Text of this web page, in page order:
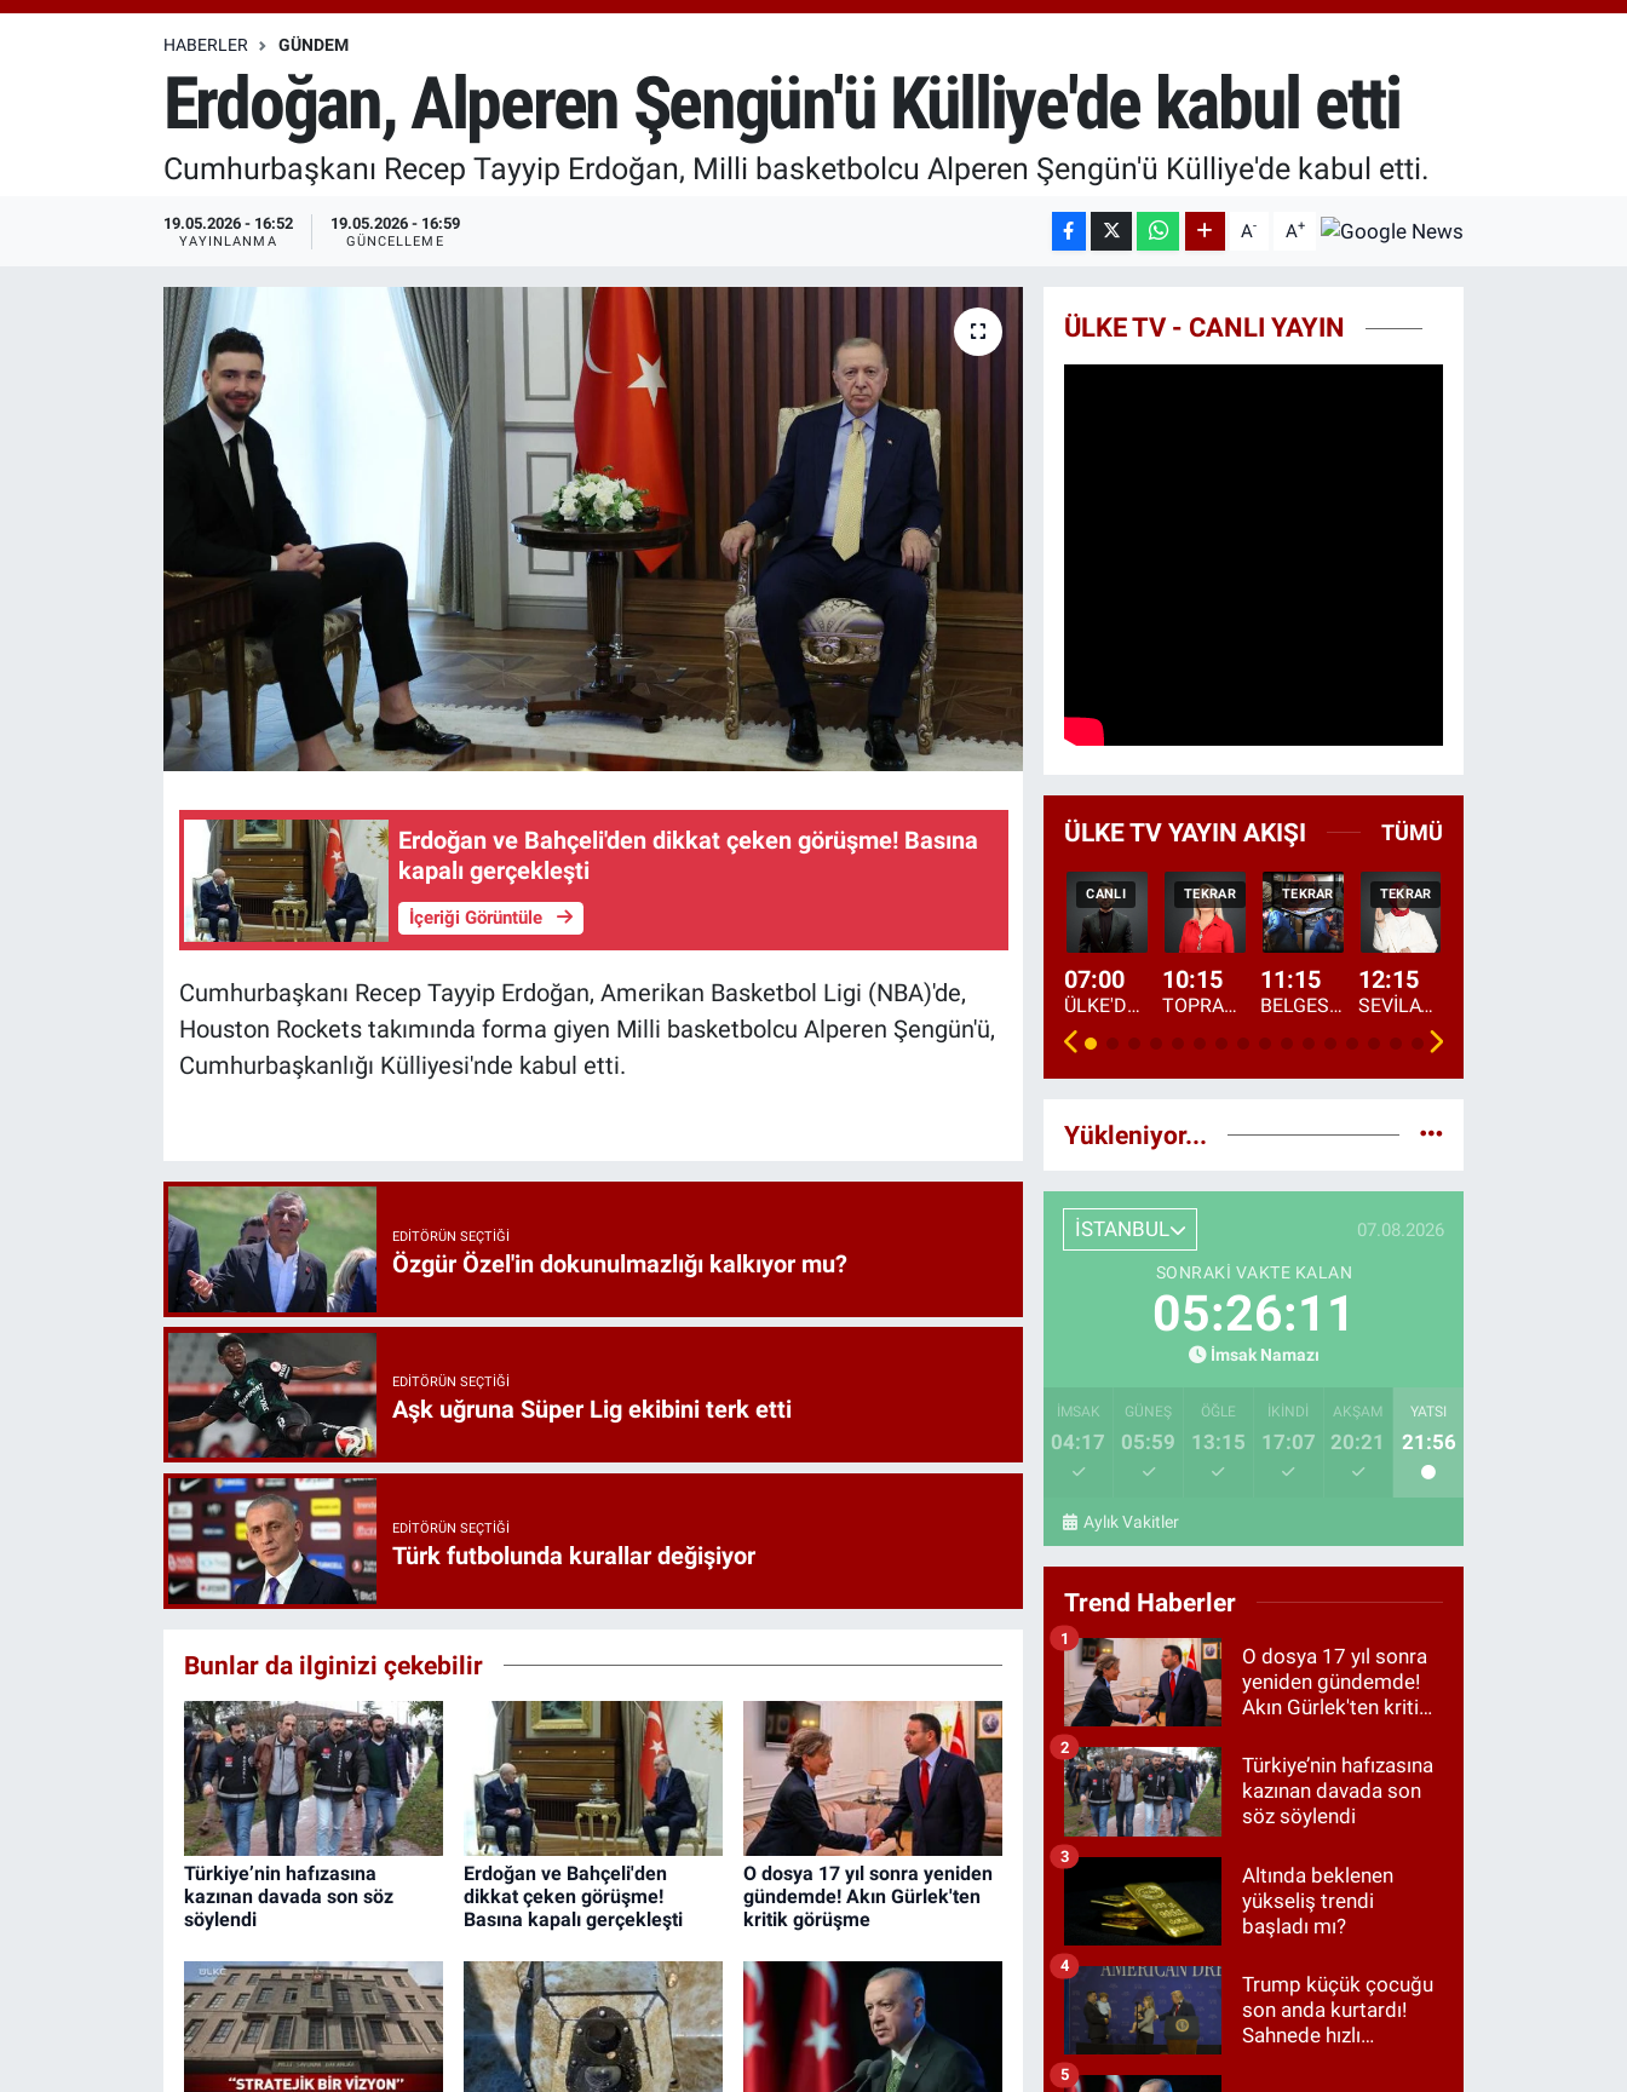
BITCOIN
64.643,95
%0.16
HABERLER GÜNDEM
Erdoğan, Alperen Şengün'ü Külliye'de kabul etti
Cumhurbaşkanı Recep Tayyip Erdoğan, Milli basketbolcu Alperen Şengün'ü Külliye'de kabul etti.
19.05.2026 - 16:52
YAYINLANMA
19.05.2026 - 16:59
GÜNCELLEME A- A+
Erdoğan ve Bahçeli'den dikkat çeken görüşme! Basına
kapalı gerçekleşti
İçeriği Görüntüle
Cumhurbaşkanı Recep Tayyip Erdoğan, Amerikan Basketbol Ligi (NBA)'de,
Houston Rockets takımında forma giyen Milli basketbolcu Alperen Şengün'ü,
Cumhurbaşkanlığı Külliyesi'nde kabul etti.
EDITÖRÜN SEÇTIĞI
Özgür Özel'in dokunulmazlığı kalkıyor mu?
EDITÖRÜN SEÇTIĞI
Aşk uğruna Süper Lig ekibini terk etti
EDITÖRÜN SEÇTIĞI
Türk futbolunda kurallar değişiyor
Bunlar da ilginizi çekebilir
Türkiye’nin hafızasına
kazınan davada son söz
söylendi
Erdoğan ve Bahçeli'den
dikkat çeken görüşme!
Basına kapalı gerçekleşti
O dosya 17 yıl sonra yeniden
gündemde! Akın Gürlek'ten
kritik görüşme
ÜLKE TV - CANLI YAYIN
ÜLKE TV YAYIN AKIŞI TÜMÜ
CANLI
07:00
ÜLKE'DE BU SABAH
TEKRAR
10:15
TOPRAKTAN SOFRAYA
TEKRAR
11:15
BELGESEL: "ÜLKE'NİN ALIN TERİ"
TEKRAR
12:15
SEVİLAY SUNGUR İLE ELİMİN BEREKETİ
Yükleniyor...
İSTANBUL 07.08.2026
SONRAKI VAKTE KALAN
05:26:10
İmsak Namazı
İMSAK
04:17
GÜNEŞ
05:59
ÖĞLE
13:15
İKINDI
17:07
AKŞAM
20:21
YATSI
21:56
Aylık Vakitler
Trend Haberler
O dosya 17 yıl sonra
yeniden gündemde!
Akın Gürlek'ten kritik
1
Türkiye’nin hafızasına
kazınan davada son
söz söylendi
2
Altında beklenen
yükseliş trendi
başladı mı?
3
Trump küçük çocuğu
son anda kurtardı!
Sahnede hızlı
4
5
Özel Haberler
Özel Haberler
Erişim Bilgileri
Haber Arşivi